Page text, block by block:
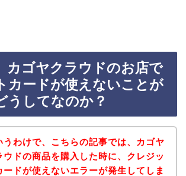
カゴヤクラウドのお店で
カードが使えないことが
うしてなのか？
うわけで、こちらの記事では、カゴヤ
ウドの商品を購入した時に、クレジッ
ードが使えないエラーが発生してしま